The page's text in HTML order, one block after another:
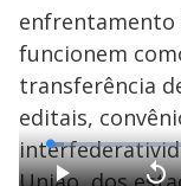
enfrentamento
funcionem
transferência
editais,
L
o
a